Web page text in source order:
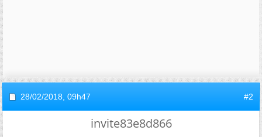
28/02/2018, 09h47 #2
invite83e8d866